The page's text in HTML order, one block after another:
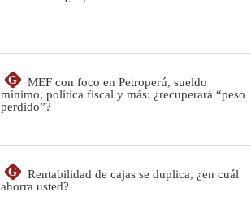
G
MEF con foco en Petroperú, sueldo
mínimo, política fiscal y más: ¿recuperará “peso
perdido”?
G
Rentabilidad de cajas se duplica, ¿en cuál
ahorra usted?